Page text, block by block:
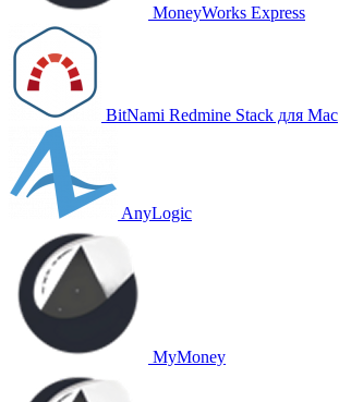
MoneyWorks Express
BitNami Redmine Stack для Mac
AnyLogic
MyMoney